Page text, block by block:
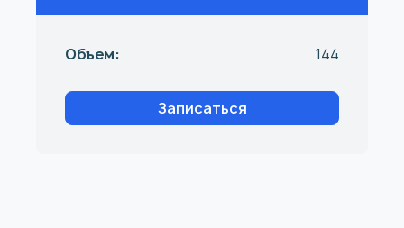
Объем: 144
Записаться